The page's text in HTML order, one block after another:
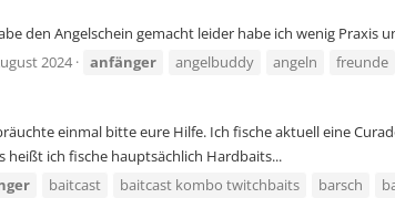
den Angelschein gemacht leider habe ich wenig
2024 anfänger angelbuddy angeln freunde
einmal bitte eure Hilfe. Ich fische aktuell eine
heißt ich fische hauptsächlich Hardbaits...
baitcast baitcast kombo twitchbaits barsch